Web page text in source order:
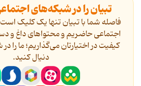
تبیان را در شبکه‌های
فاصله شما با تبیان تنها یک کلیک
اجتماعی حاضریم و محتواهای داغ و
کیفیت در اختیارتان می‌گذاریم؛ ما را
دنیال کنید.